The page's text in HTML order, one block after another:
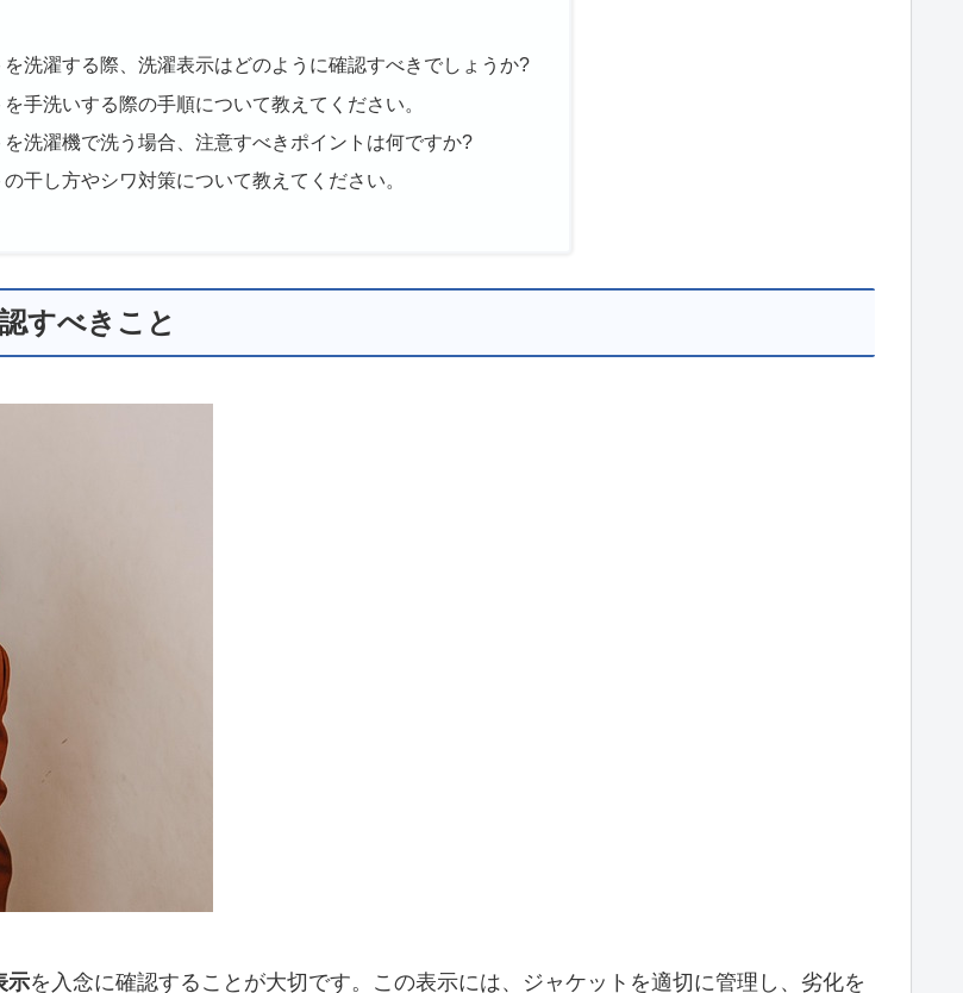
洗濯する際、洗濯表示はどのように確認すべきでしょうか?
手洗いする際の手順について教えてください。
洗濯機で洗う場合、注意すべきポイントは何ですか?
干し方やシワ対策について教えてください。
すべきこと
示を入念に確認することが大切です。この表示には、ジャケットを適切に管理し、劣化を